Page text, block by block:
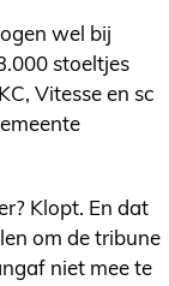
wel bij
stoeltjes
Vitesse en sc
Klopt. En dat
om de tribune
niet mee te